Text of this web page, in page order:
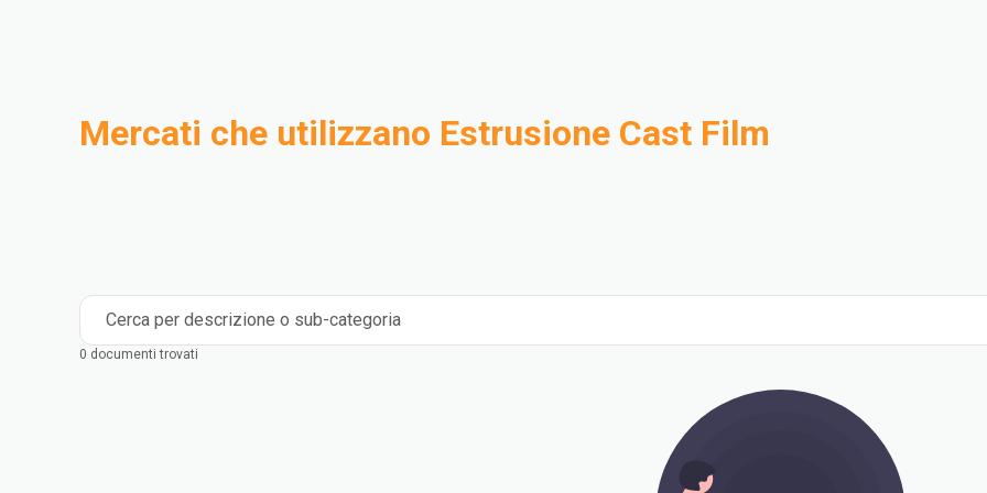
Mercati che utilizzano Estrusione Cast Film
Cerca per descrizione o sub-categoria
0 documenti trovati